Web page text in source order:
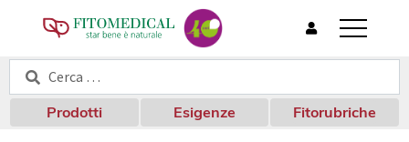
T
o
g
l
e
Cerca:
Cerca
Prodotti Esigenze Fitorubriche